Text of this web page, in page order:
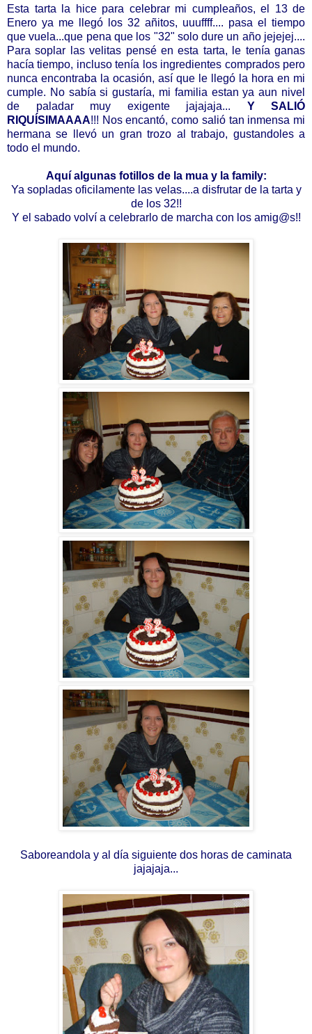
Esta tarta la hice para celebrar mi cumpleaños, el 13 de
Enero ya me llegó los 32 añitos, uuuffff.... pasa el tiempo
que vuela...que pena que los "32" solo dure un año jejejej....
Para soplar las velitas pensé en esta tarta, le tenía ganas
hacía tiempo, incluso tenía los ingredientes comprados pero
nunca encontraba la ocasión, así que le llegó la hora en mi
cumple. No sabía si gustaría, mi familia estan ya aun nivel
de paladar muy exigente jajajaja...
Y SALIÓ
RIQUÍSIMAAAA!!! Nos encantó, como salió tan inmensa mi
hermana se llevó un gran trozo al trabajo, gustandoles a
todo el mundo.
Aquí algunas fotillos de la mua y la family:
Ya sopladas oficilamente las velas....a disfrutar de la tarta y
de los 32!!
Y el sabado volví a celebrarlo de marcha con los amig@s!!
Saboreandola y al día siguiente dos horas de caminata
jajajaja...